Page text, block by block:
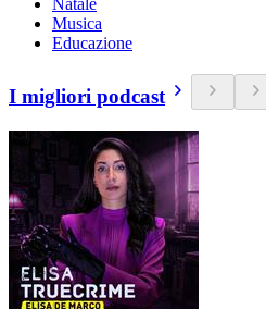
Natale
Musica
Educazione
I migliori podcast